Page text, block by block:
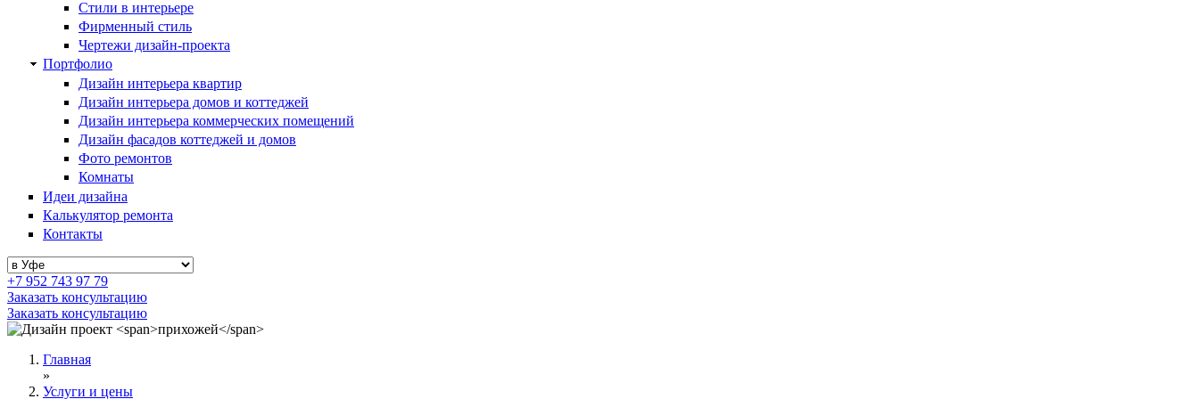
Стили в интерьере
Фирменный стиль
Чертежи дизайн-проекта
Портфолио
Дизайн интерьера квартир
Дизайн интерьера домов и коттеджей
Дизайн интерьера коммерческих помещений
Дизайн фасадов коттеджей и домов
Фото ремонтов
Комнаты
Идеи дизайна
Калькулятор ремонта
Контакты
+7 952 743 97 79
Заказать консультацию
Заказать консультацию
Главная
»
Услуги и цены